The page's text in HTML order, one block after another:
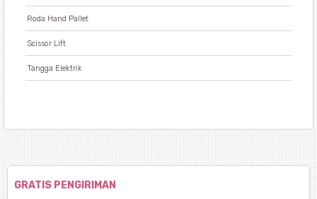
Roda Hand Pallet
Scissor Lift
Tangga Elektrik
GRATIS PENGIRIMAN